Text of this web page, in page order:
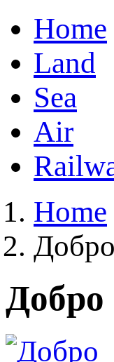
Home
Land
Sea
Air
Home
Добро